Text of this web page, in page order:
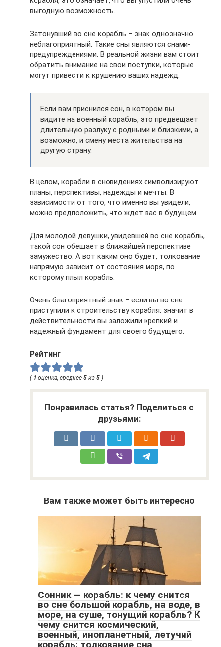
выгодную возможность.
Затонувший во сне корабль ‒ знак однозначно
неблагоприятный. Такие сны являются снами-
предупреждениями. В реальной жизни вам стоит
обратить внимание на свои поступки, которые
могут привести к крушению ваших надежд.
Если вам приснился сон, в котором вы
видите на военный корабль, это предвещает
длительную разлуку с родными и близкими, а
возможно, и смену места жительства на
другую страну.
В целом, корабли в сновидениях символизируют
планы, перспективы, надежды и мечты. В
зависимости от того, что именно вы увидели,
можно предположить, что ждет вас в будущем.
Для молодой девушки, увидевшей во сне корабль,
такой сон обещает в ближайшей перспективе
замужество. А вот каким оно будет, толкование
напрямую зависит от состояния моря, по
которому плыл корабль.
Очень благоприятный знак ‒ если вы во сне
приступили к строительству корабля: значит в
действительности вы заложили крепкий и
надежный фундамент для своего будущего.
Рейтинг
( 1 оценка, среднее 5 из 5 )
Понравилась статья? Поделиться с
друзьями:
Вам также может быть интересно
Сонник — корабль: к чему снится
во сне большой корабль, на воде, в
море, на суше, тонущий корабль? К
чему снится космический,
военный, инопланетный, летучий
корабль: толкование сна